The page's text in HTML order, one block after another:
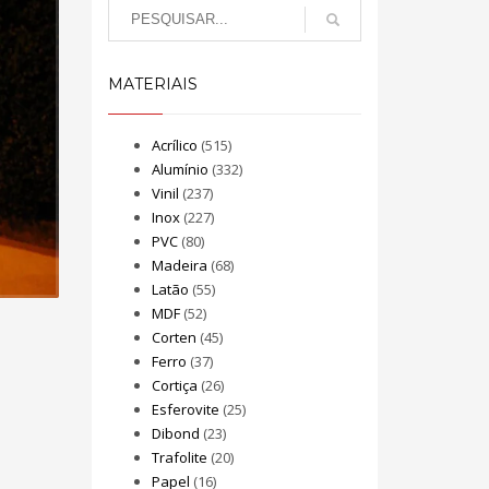
MATERIAIS
Acrílico (515)
Alumínio (332)
Vinil (237)
Inox(227)
PVC(80)
Madeira (68)
Latão (55)
MDF(52)
Corten (45)
Ferro (37)
Cortiça (26)
Esferovite (25)
Dibond (23)
Trafolite (20)
Papel (16)